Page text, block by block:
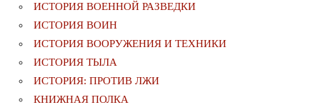
ИСТОРИЯ ВОЕННОЙ РАЗВЕДКИ
ИСТОРИЯ ВОИН
ИСТОРИЯ ВООРУЖЕНИЯ И ТЕХНИКИ
ИСТОРИЯ ТЫЛА
ИСТОРИЯ: ПРОТИВ ЛЖИ
КНИЖНАЯ ПОЛКА